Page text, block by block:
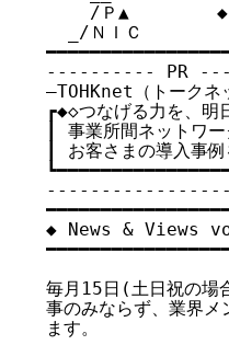
/Ｐ▲
  _/ＮＩＣ
---------- PR
―TOHKnet（トークネ
┏◆◇つなげる力を、
┃ 事業所間ネットワ
┃ お客さまの導入
◆ News & Views
毎月15日(土日祝の場
事のみならず、業界メ
ます。